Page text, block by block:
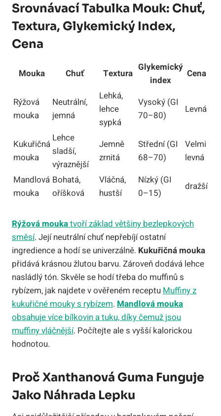
Srovnávací Tabulka Mouk: Chuť,
Textura, Glykemický Index,
Cena
Mouka Chuť Textura
Glykemický
index
Cena
Rýžová
mouka
Neutrální,
jemná
Lehká,
lehce
sypká
Vysoký (GI
70–80)
Levná
Kukuřičná
mouka
Lehce
sladší,
výraznější
Jemně
zrnitá
Střední (GI
68–70)
Velmi
levná
Mandlová
mouka
Bohatá,
oříšková
Vláčná,
hustší
Nízký (GI
0–15)
dražší
Rýžová moukatvoří základ většiny bezlepkových
směsí. Její neutrální chuť nepřebíjí ostatní
ingredience a hodí se univerzálně. Kukuřičná mouka
přidává krásnou žlutou barvu. Zároveň dodává lehce
nasládlý tón. Skvěle se hodí třeba do muffinů s
rybízem, jak najdete v ověřeném receptu Muffiny z
kukuřičné mouky s rybízem. Mandlová mouka
obsahuje více bílkovin a tuku, díky čemuž jsou
muffiny vláčnější. Počítejte ale s vyšší kalorickou
hodnotou.
Proč Xanthanová Guma Funguje
Jako Náhrada Lepku